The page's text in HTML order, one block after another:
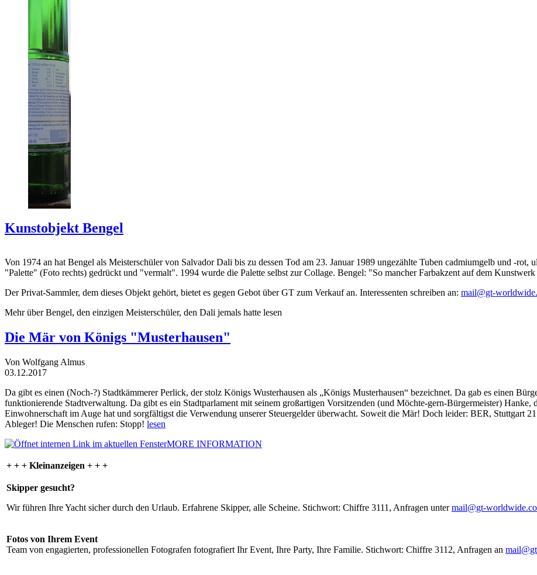
Kunstobjekt Bengel
Von 1974 an hat Bengel als Meisterschüler von Salvador Dali bis zu dessen Tod am 23. Januar 1989 ungezählte Tuben cadmiumgelb und -
"Palette" (Foto rechts) gedrückt und "vermalt". 1994 wurde die Palette selbst zur Collage. Bengel: "So mancher Farbakzent auf dem
Der Privat-Sammler, dem dieses Objekt gehört, bietet es gegen Gebot über GT zum Verkauf an. Interessenten schreiben an: mail@gt-
Mehr über Bengel, den einzigen Meisterschüler, den Dali jemals hatte lesen
Die Mär von Königs "Musterhausen"
Von Wolfgang Almus
03.12.2017
Da gibt es einen (Noch-?) Stadtkämmerer Perlick, der stolz Königs Wusterhausen als „Königs Musterhausen“ bezeichnet. Da gab es einen
funktionierende Stadtverwaltung. Da gibt es ein Stadtparlament mit seinem großartigen Vorsitzenden (und Möchte-gern-Bürgermeister) Hanke,
Einwohnerschaft im Auge hat und sorgfältigst die Verwendung unserer Steuergelder überwacht. Soweit die Mär! Doch leider: BER, Stuttgart
Ableger! Die Menschen rufen: Stopp! lesen
MORE INFORMATION
+ + + Kleinanzeigen + + +
Skipper gesucht?
Wir führen Ihre Yacht sicher durch den Urlaub. Erfahrene Skipper, alle Scheine. Stichwort: Chiffre 3111, Anfragen untermail@gt-
Fotos von Ihrem Event
Team von engagierten, professionellen Fotografen fotografiert Ihr Event, Ihre Party, Ihre Familie. Stichwort: Chiffre 3112, Anfragen an